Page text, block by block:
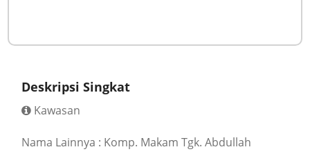
Deskripsi Singkat
Kawasan
Nama Lainnya : Komp. Makam Tgk. Abdullah